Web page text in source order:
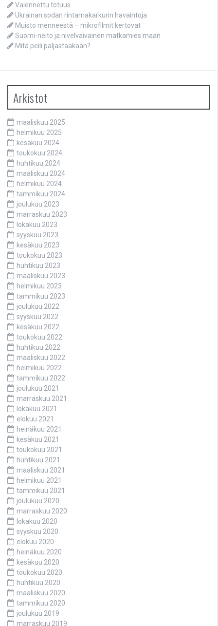
Vaiennettu totuus
Ukrainan sodan rintamakarkurin havaintoja
Muisto menneestä – mikrofilmit kertovat
Suomi-neito ja nivelvaivainen matkamies maan
Mitä peili paljastaakaan?
Arkistot
maaliskuu 2025
helmikuu 2025
kesäkuu 2024
toukokuu 2024
huhtikuu 2024
maaliskuu 2024
helmikuu 2024
tammikuu 2024
joulukuu 2023
marraskuu 2023
lokakuu 2023
syyskuu 2023
kesäkuu 2023
toukokuu 2023
huhtikuu 2023
maaliskuu 2023
helmikuu 2023
tammikuu 2023
joulukuu 2022
syyskuu 2022
kesäkuu 2022
toukokuu 2022
huhtikuu 2022
maaliskuu 2022
helmikuu 2022
tammikuu 2022
joulukuu 2021
marraskuu 2021
lokakuu 2021
elokuu 2021
heinäkuu 2021
kesäkuu 2021
toukokuu 2021
huhtikuu 2021
maaliskuu 2021
helmikuu 2021
tammikuu 2021
joulukuu 2020
marraskuu 2020
lokakuu 2020
syyskuu 2020
elokuu 2020
heinäkuu 2020
kesäkuu 2020
toukokuu 2020
huhtikuu 2020
maaliskuu 2020
tammikuu 2020
joulukuu 2019
marraskuu 2019